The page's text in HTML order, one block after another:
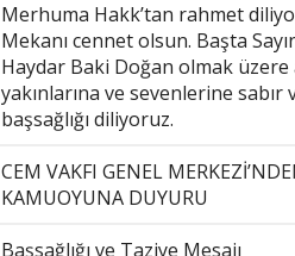
Merhuma Hakk’tan rahmet
Mekanı cennet olsun. Başta
Haydar Baki Doğan olmak üzere
yakınlarına ve sevenlerine sabır
başsağlığı diliyoruz.
CEM VAKFI GENEL
KAMUOYUNA DUYURU
Başsağlığı ve Taziye Mesajı